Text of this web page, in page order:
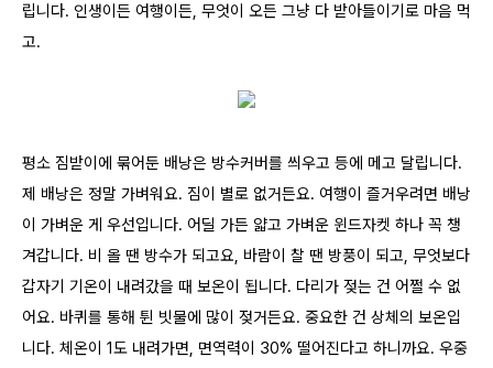
립니다. 인생이든 여행이든, 무엇이 오든 그냥 다 받아들이기로 마음 먹
고.
평소 짐받이에 묶어둔 배낭은 방수커버를 씌우고 등에 메고 달립니다.
제 배낭은 정말 가벼워요. 짐이 별로 없거든요. 여행이 즐거우려면 배낭
이 가벼운 게 우선입니다. 어딜 가든 얇고 가벼운 윈드자켓 하나 꼭 챙
겨갑니다. 비 올 땐 방수가 되고요, 바람이 찰 땐 방풍이 되고, 무엇보다
갑자기 기온이 내려갔을 때 보온이 됩니다. 다리가 젖는 건 어쩔 수 없
어요. 바퀴를 통해 튄 빗물에 많이 젖거든요. 중요한 건 상체의 보온입
니다. 체온이 1도 내려가면, 면역력이 30% 떨어진다고 하니까요. 우중